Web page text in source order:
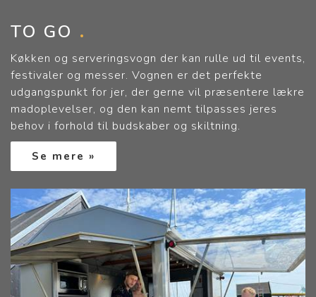
TO GO
Køkken og serveringsvogn der kan rulle ud til events,
festivaler og messer. Vognen er det perfekte
udgangspunkt for jer, der gerne vil præsentere lækre
madoplevelser, og den kan nemt tilpasses jeres
behov i forhold til budskaber og skiltning.
Se mere